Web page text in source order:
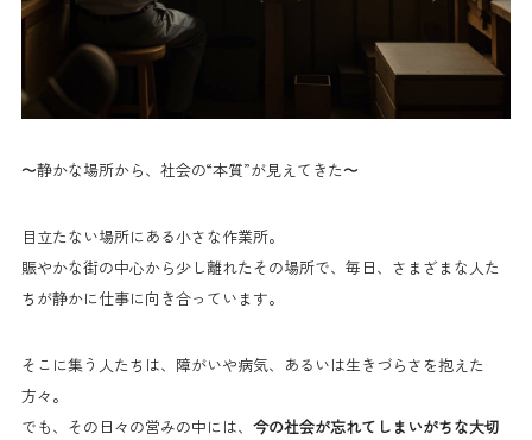
〜静かな場所から、社会の“本質”が見えてきた〜
目立たない場所にある小さな作業所。
賑やかな街の中心から少し離れたその場所で、毎日、さまざまな人た
ちが静かに仕事に向き合っています。
そこに集う人たちは、障がいや病気、あるいは生きづらさを抱えた
方々。
でも、その日々の営みの中には、 今の社会が忘れてしまいがちな大切